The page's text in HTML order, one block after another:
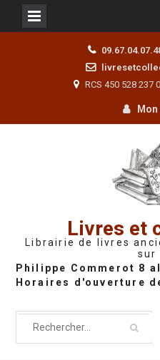
RCS 450 528 237
Livres et
Librairie de livres
sur